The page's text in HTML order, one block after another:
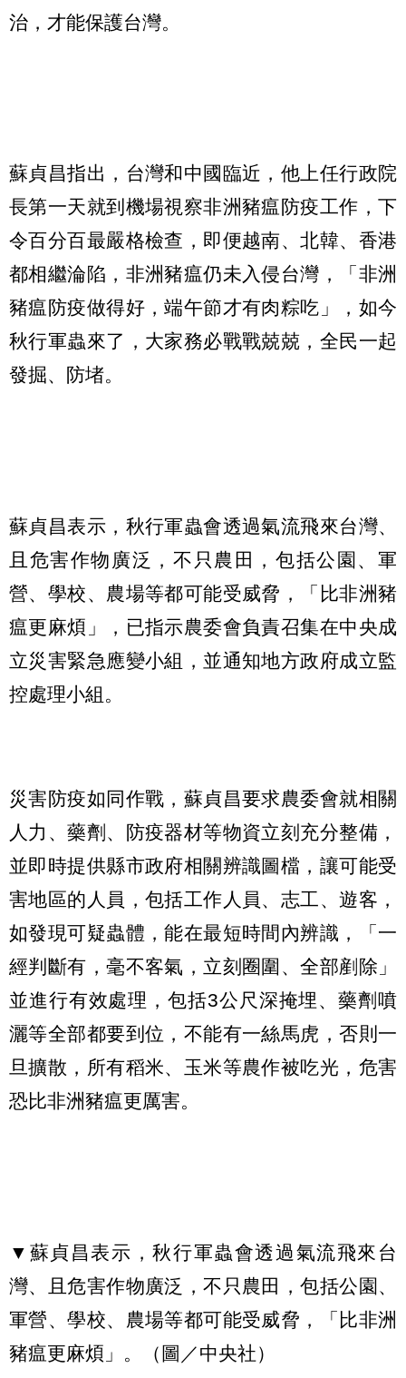
治，才能保護台灣。
蘇貞昌指出，台灣和中國臨近，他上任行政院
長第一天就到機場視察非洲豬瘟防疫工作，下
令百分百最嚴格檢查，即便越南、北韓、香港
都相繼淪陷，非洲豬瘟仍未入侵台灣，「非洲
豬瘟防疫做得好，端午節才有肉粽吃」，如今
秋行軍蟲來了，大家務必戰戰兢兢，全民一起
發掘、防堵。
蘇貞昌表示，秋行軍蟲會透過氣流飛來台灣、
且危害作物廣泛，不只農田，包括公園、軍
營、學校、農場等都可能受威脅，「比非洲豬
瘟更麻煩」，已指示農委會負責召集在中央成
立災害緊急應變小組，並通知地方政府成立監
控處理小組。
災害防疫如同作戰，蘇貞昌要求農委會就相關
人力、藥劑、防疫器材等物資立刻充分整備，
並即時提供縣市政府相關辨識圖檔，讓可能受
害地區的人員，包括工作人員、志工、遊客，
如發現可疑蟲體，能在最短時間內辨識，「一
經判斷有，毫不客氣，立刻圈圍、全部剷除」
並進行有效處理，包括3公尺深掩埋、藥劑噴
灑等全部都要到位，不能有一絲馬虎，否則一
旦擴散，所有稻米、玉米等農作被吃光，危害
恐比非洲豬瘟更厲害。
▼蘇貞昌表示，秋行軍蟲會透過氣流飛來台
灣、且危害作物廣泛，不只農田，包括公園、
軍營、學校、農場等都可能受威脅，「比非洲
豬瘟更麻煩」。（圖／中央社）